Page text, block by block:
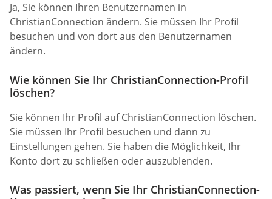
Ja, Sie können Ihren Benutzernamen in
ChristianConnection ändern. Sie müssen Ihr Profil
besuchen und von dort aus den Benutzernamen
ändern.
Wie können Sie Ihr ChristianConnection-Profil
löschen?
Sie können Ihr Profil auf ChristianConnection löschen.
Sie müssen Ihr Profil besuchen und dann zu
Einstellungen gehen. Sie haben die Möglichkeit, Ihr
Konto dort zu schließen oder auszublenden.
Was passiert, wenn Sie Ihr ChristianConnection-